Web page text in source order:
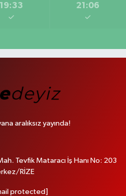
19:33 21:06
aralıksız yayında!
Tevfik Mataracı İş Hanı No: 203
RİZE
protected]